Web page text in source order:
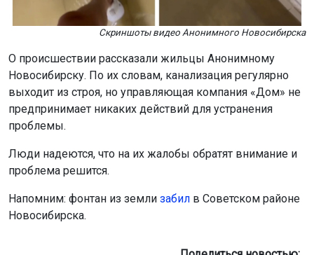
Скриншоты видео Анонимного Новосибирска
О происшествии рассказали жильцы Анонимному
Новосибирску. По их словам, канализация регулярно
выходит из строя, но управляющая компания «Дом» не
предпринимает никаких действий для устранения
проблемы.
Люди надеются, что на их жалобы обратят внимание и
проблема решится.
Напомним: фонтан из земли забил в Советском районе
Новосибирска.